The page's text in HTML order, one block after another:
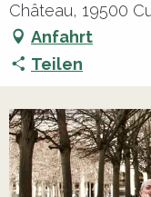
Château, 19500
Anfahrt
Teilen